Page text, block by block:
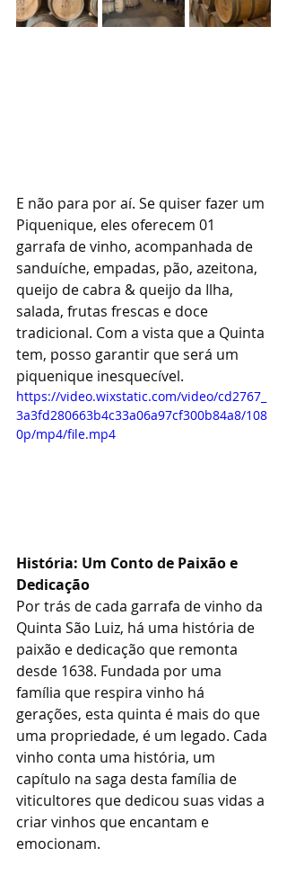
E não para por aí. Se quiser fazer um
Piquenique, eles oferecem 01
garrafa de vinho, acompanhada de
sanduíche, empadas, pão, azeitona,
queijo de cabra & queijo da Ilha,
salada, frutas frescas e doce
tradicional. Com a vista que a Quinta
tem, posso garantir que será um
piquenique inesquecível.
https://video.wixstatic.com/video/cd2767_
3a3fd280663b4c33a06a97cf300b84a8/108
0p/mp4/file.mp4
História: Um Conto de Paixão e
Dedicação
Por trás de cada garrafa de vinho da
Quinta São Luiz, há uma história de
paixão e dedicação que remonta
desde 1638. Fundada por uma
família que respira vinho há
gerações, esta quinta é mais do que
uma propriedade, é um legado. Cada
vinho conta uma história, um
capítulo na saga desta família de
viticultores que dedicou suas vidas a
criar vinhos que encantam e
emocionam.